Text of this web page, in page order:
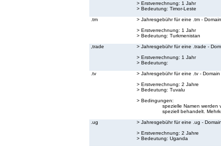
> Erstverrechnung: 1 Jahr
> Bedeutung: Timor-Leste
.tm
> Jahresgebühr für eine .tm - Domain
> Erstverrechnung: 1 Jahr
> Bedeutung: Turkmenistan
,trade
> Jahresgebühr für eine .trade -
> Erstverrechnung: 1 Jahr
> Bedeutung:
.tv
> Jahresgebühr für eine .tv - Domain
> Erstverrechnung: 2 Jahre
> Bedeutung: Tuvalu
> Bedingungen:
spezielle Namen werden
speziell behandelt.
.ug
> Jahresgebühr für eine .ug -
> Erstverrechnung: 2 Jahre
> Bedeutung: Uganda